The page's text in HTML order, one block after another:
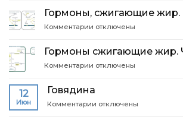
жиме
Кодзоев
Гормоны, сжигающие жир.
Комментарии к
сжигающие
жир.
2
отключены
Гормоны сжигающие жир.
Комментарии к
сжигающие
жир.
отключены
12
Июн
Говядина
Комментарии котключены